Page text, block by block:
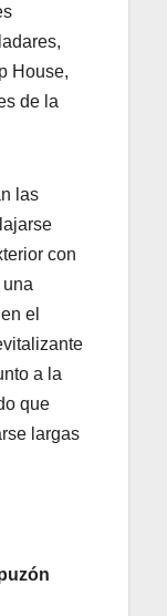
House,
de la
las
con
el
a la
que
largas